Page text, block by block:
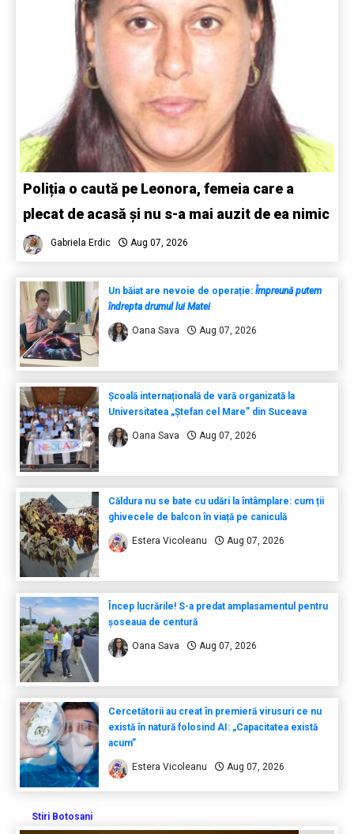
Poliția o caută pe Leonora, femeia care a
plecat de acasă și nu s-a mai auzit de ea nimic
Gabriela Erdic Aug 07, 2026
Un băiat are nevoie de operație: Împreună putem
îndrepta drumul lui Matei
Oana Sava Aug 07, 2026
Școală internațională de vară organizată la
Universitatea „Ștefan cel Mare” din Suceava
Oana Sava Aug 07, 2026
Căldura nu se bate cu udări la întâmplare: cum ții
ghivecele de balcon în viață pe caniculă
Estera Vicoleanu Aug 07, 2026
Încep lucrările! S-a predat amplasamentul pentru
șoseaua de centură
Oana Sava Aug 07, 2026
Cercetătorii au creat în premieră virusuri ce nu
există în natură folosind AI: „Capacitatea există
acum”
Estera Vicoleanu Aug 07, 2026
Stiri Botosani